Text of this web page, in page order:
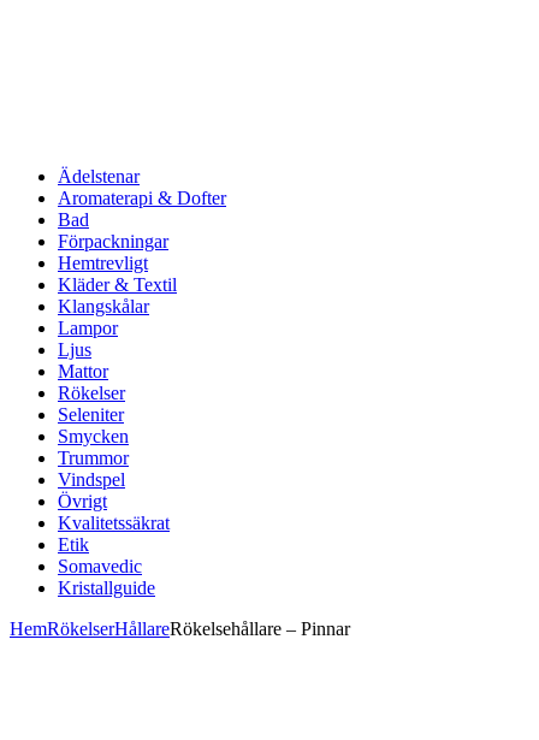
Ädelstenar
Aromaterapi & Dofter
Bad
Förpackningar
Hemtrevligt
Kläder & Textil
Klangskålar
Lampor
Ljus
Mattor
Rökelser
Seleniter
Smycken
Trummor
Vindspel
Övrigt
Kvalitetssäkrat
Etik
Somavedic
Kristallguide
HemRökelserHållareRökelsehållare – Pinnar